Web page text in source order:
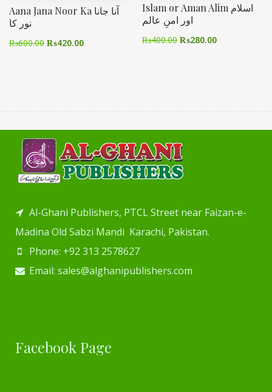
Aana Jana Noor Ka آنا جانا
نور کا
₨600.00 ₨420.00
Islam or Aman Alim اسلام
اور امنِ عالم
₨400.00 ₨280.00
Al-Ghani Publishers, PTCL Street near Faizan-e-
Madina Old Sabzi Mandi Karachi, Pakistan.
Phone: +92 313 2578627
Email: sales@alghanipublishers.com
Facebook Page